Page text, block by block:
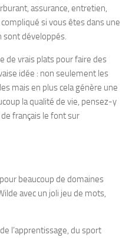
assurance, entretien,
si vous êtes dans une
sont développés.
de vrais plats pour faire des
idée : non seulement les
mais en plus cela génère une
la qualité de vie, pensez-y
français le font sur
beaucoup de domaines
avec un joli jeu de mots,
l’apprentissage, du sport